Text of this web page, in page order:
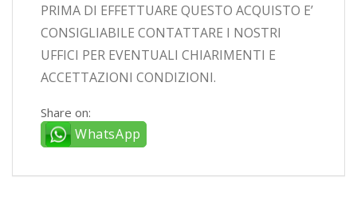
PRIMA DI EFFETTUARE QUESTO ACQUISTO E’
CONSIGLIABILE CONTATTARE I NOSTRI
UFFICI PER EVENTUALI CHIARIMENTI E
ACCETTAZIONI CONDIZIONI.
Share on:
WhatsApp